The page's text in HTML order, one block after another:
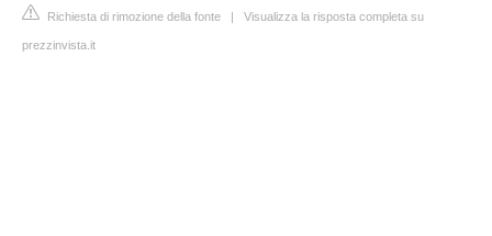
Richiesta di rimozione della fonte | Visualizza la risposta completa su
prezzinvista.it